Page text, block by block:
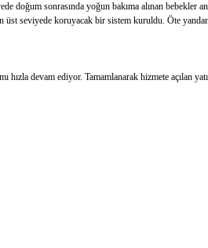
doğum sonrasında yoğun bakıma alınan
üst seviyede koruyacak bir sistem kuruldu. Öte
hızla devam ediyor. Tamamlanarak hizmete